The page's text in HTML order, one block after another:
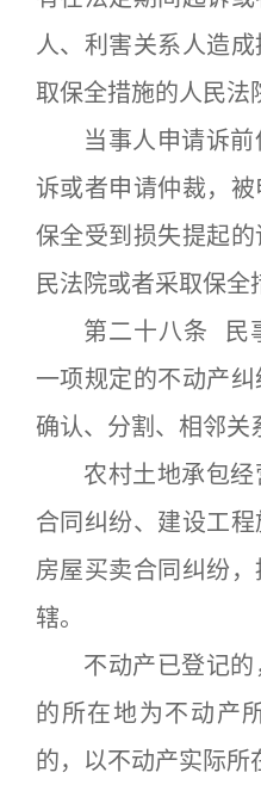
人、利害关系人造
取保全措施的人民法
当事人申请诉
诉或者申请仲裁，
保全受到损失提起
民法院或者采取保全
第二十八条 民
一项规定的不动产
确认、分割、相邻关
农村土地承包
合同纠纷、建设工
房屋买卖合同纠纷
辖。
不动产已登记
的所在地为不动产
的，以不动产实际所